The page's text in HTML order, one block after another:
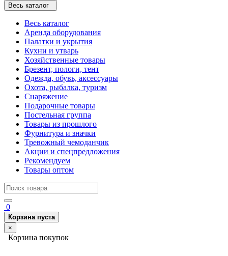
Весь каталог
Весь каталог
Аренда оборудования
Палатки и укрытия
Кухни и утварь
Хозяйственные товары
Брезент, пологи, тент
Одежда, обувь, аксессуары
Охота, рыбалка, туризм
Снаряжение
Подарочные товары
Постельная группа
Товары из прошлого
Фурнитура и значки
Тревожный чемоданчик
Акции и спецпредложения
Рекомендуем
Товары оптом
0
Корзина пуста
×
Корзина покупок